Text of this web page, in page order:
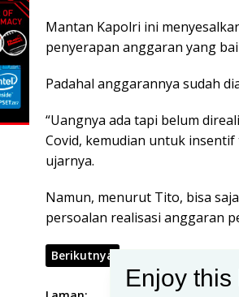
Mantan Kapolri ini
penyerapan anggaran yang
Padahal anggarannya sudah
“Uangnya ada tapi belum
Covid, kemudian untuk
ujarnya.
Namun, menurut Tito, bisa
persoalan realisasi anggaran
Berikutnya
Enjoy